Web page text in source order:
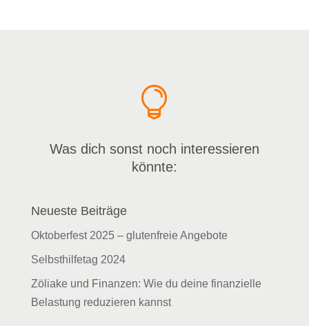

Was dich sonst noch interessieren
könnte:
Neueste Beiträge
Oktoberfest 2025 – glutenfreie Angebote
Selbsthilfetag 2024
Zöliake und Finanzen: Wie du deine finanzielle
Belastung reduzieren kannst